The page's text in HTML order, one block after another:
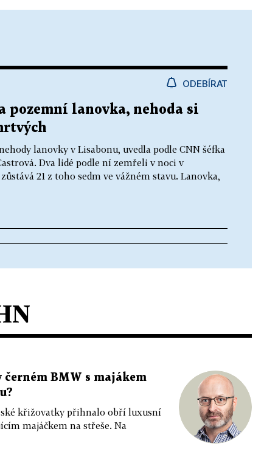
ODEBÍRAT
pozemní lanovka, nehoda si
lanovky v Lisabonu, uvedla podle CNN šéfka
Dva lidé podle ní zemřeli v noci v
21 z toho sedm ve vážném stavu. Lanovka,
černém BMW s majákem
křižovatky přihnalo obří luxusní
majáčkem na střeše. Na